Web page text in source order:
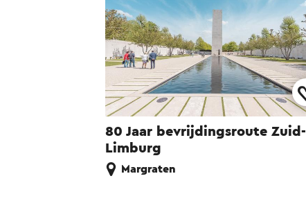
80 Jaar bevrijdingsroute Zuid-
Limburg
Margraten